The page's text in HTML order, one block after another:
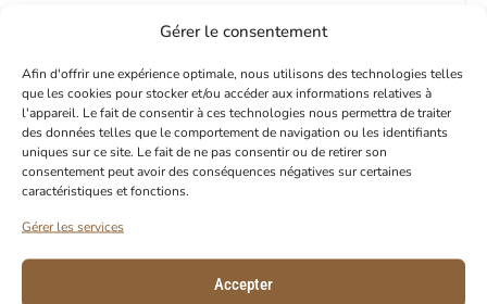
Gérer le consentement
Afin d'offrir une expérience optimale, nous utilisons des technologies telles
que les cookies pour stocker et/ou accéder aux informations relatives à
l'appareil. Le fait de consentir à ces technologies nous permettra de traiter
des données telles que le comportement de navigation ou les identifiants
uniques sur ce site. Le fait de ne pas consentir ou de retirer son
consentement peut avoir des conséquences négatives sur certaines
caractéristiques et fonctions.
Gérer les services
Accepter
PROFITEZ DE -10% SUR VOTRE
Abonnez-vous à notre newsletter pour